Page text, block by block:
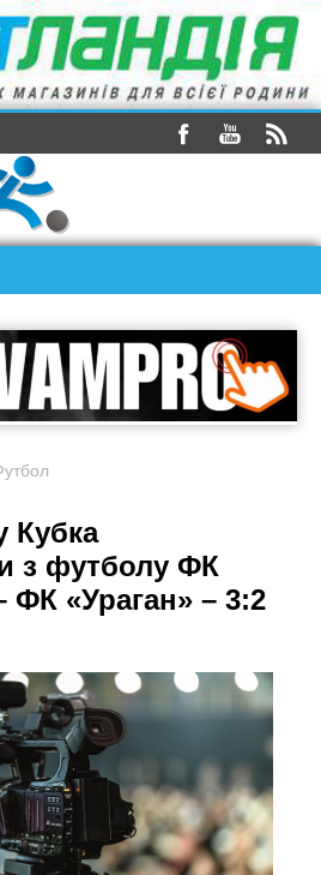
Кубка
з футболу ФК
ФК «Ураган» – 3:2